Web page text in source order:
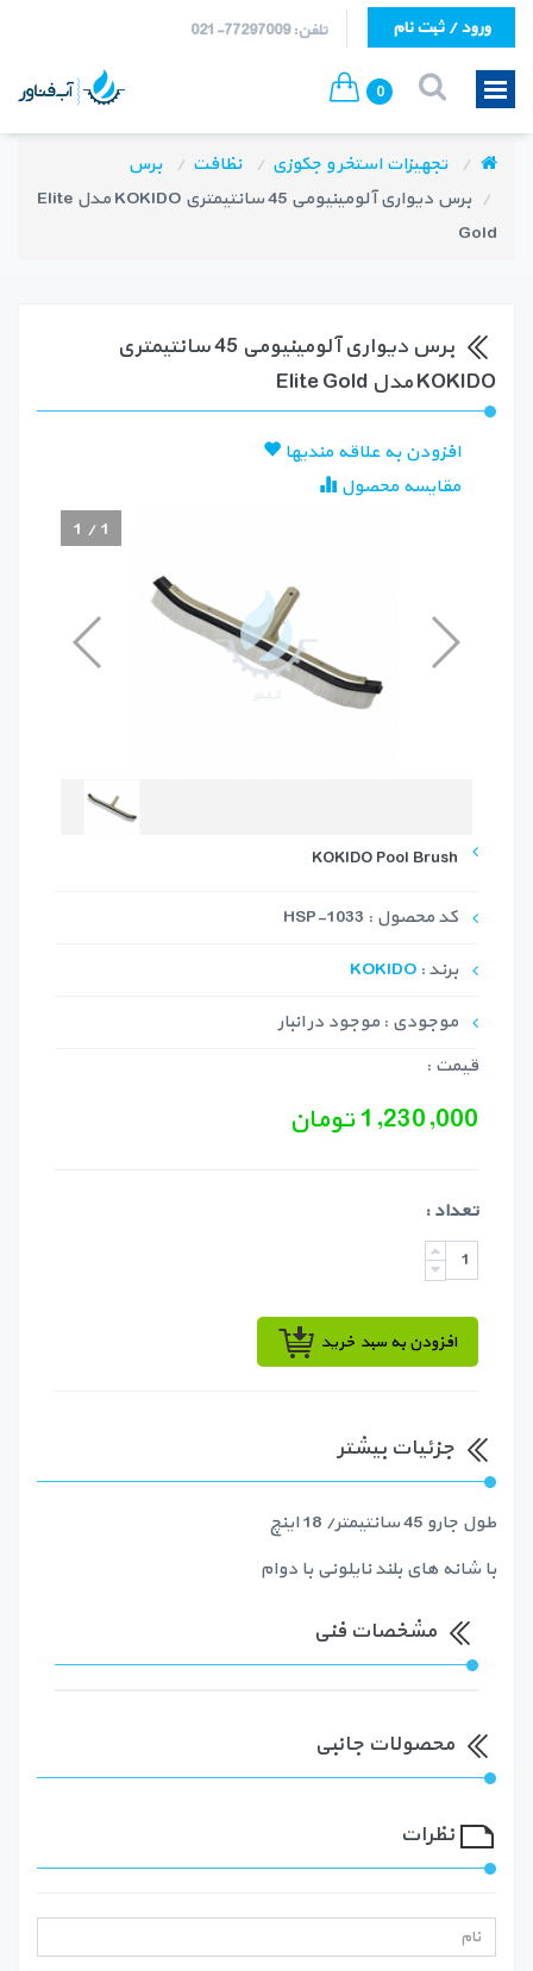
تلفن: 77297009-021 ورود / ثبت نام
0
تجهیزات استخر و جکوزی نظافت
برس
برس دیواری آلومینیومی 45 سانتیمتری KOKIDO مدل Elite
Gold
برس دیواری آلومینیومی 45 سانتیمتری
KOKIDO مدل Elite Gold
افزودن به علاقه مندیها
مقایسه محصول
1 /1
KOKIDO Pool Brush
کد محصول : HSP-1033
برند : KOKIDO
موجودی : موجود در انبار
قیمت :
1,230,000 تومان
تعداد :
افزودن به سبد خرید
جزئیات بیشتر
طول جارو 45 سانتیمتر/ 18 اینچ
با شانه های بلند نایلونی با دوام
مشخصات فنی
محصولات جانبی
نظرات